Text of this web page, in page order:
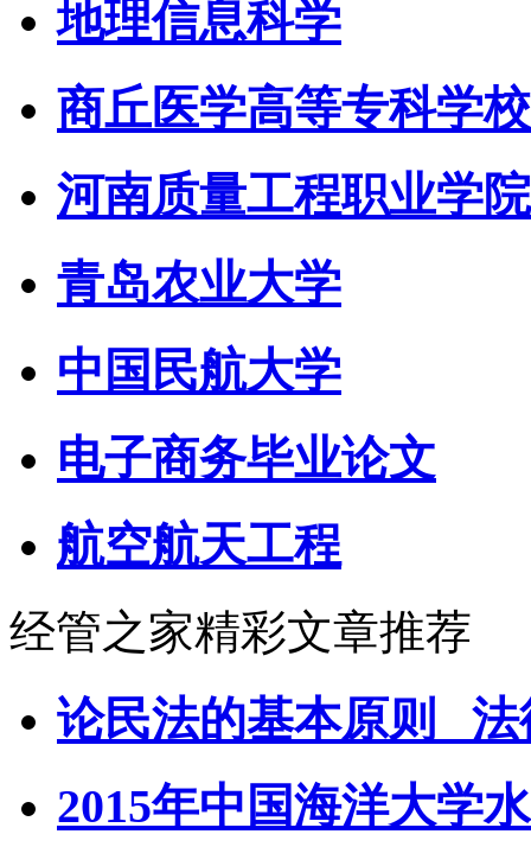
地理信息科学
商丘医学高等专科学校
河南质量工程职业学院
青岛农业大学
中国民航大学
电子商务毕业论文
航空航天工程
经管之家精彩文章推荐
论民法的基本原则 _法
2015年中国海洋大学水